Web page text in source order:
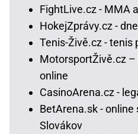
FightLive.cz - MMA
HokejZprávy.cz -
Tenis-Živě.cz - tenis
MotorsportŽivě.cz –
online
CasinoArena.cz -
BetArena.sk -
Slovákov